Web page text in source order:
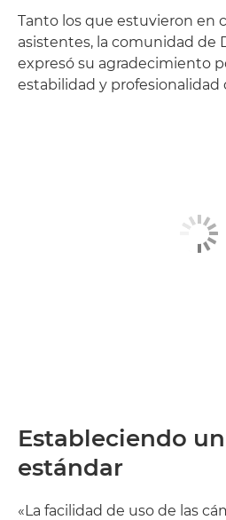
Tanto los que estuvieron en
asistentes, la comunidad de
expresó su agradecimiento
estabilidad y profesionalidad
Estableciendo
estándar
«La facilidad de uso de las